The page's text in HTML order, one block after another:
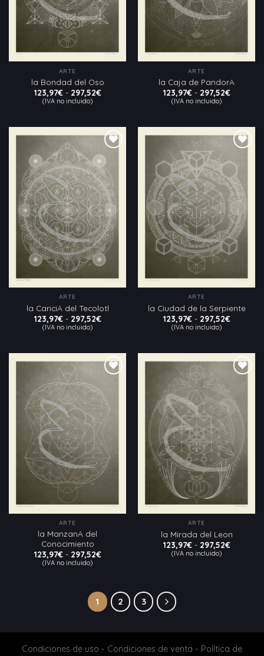
ARTE
la Bondad del Oso
123,97€ - 297,52€Rango
hasta
297,52€
(IVA no incluido)
ARTE
la Caja de PandorA
123,97€ - 297,52€Rango
hasta
297,52€
(IVA no incluido)
Añadir
a la
lista
de
deseos
ARTE
la CariciA del Tecolotl
123,97€ - 297,52€Rango
hasta
297,52€
(IVA no incluido)
Añadir
a la
lista
de
deseos
ARTE
la Ciudad de la Serpiente
123,97€ - 297,52€Rango
hasta
297,52€
(IVA no incluido)
Añadir
a la
deseos
ARTE
la ManzanA del
Conocimiento
123,97€ - 297,52€Rango
hasta
297,52€
(IVA no incluido)
Añadir
a la
lista
de
deseos
ARTE
la Mirada del Leon
123,97€ - 297,52€Rango
(IVA no incluido)
1 2 3
Condiciones de uso - Condiciones de venta - Política de